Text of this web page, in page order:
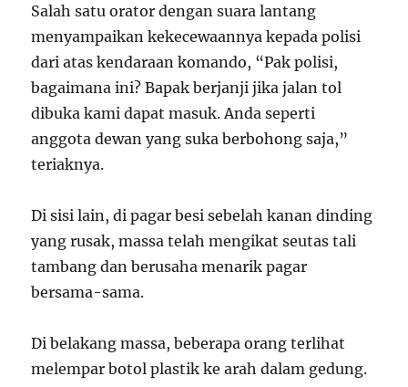
Salah satu orator dengan suara lantang
menyampaikan kekecewaannya kepada polisi
dari atas kendaraan komando, “Pak polisi,
bagaimana ini? Bapak berjanji jika jalan tol
dibuka kami dapat masuk. Anda seperti
anggota dewan yang suka berbohong saja,”
teriaknya.
Di sisi lain, di pagar besi sebelah kanan dinding
yang rusak, massa telah mengikat seutas tali
tambang dan berusaha menarik pagar
bersama-sama.
Di belakang massa, beberapa orang terlihat
melempar botol plastik ke arah dalam gedung.